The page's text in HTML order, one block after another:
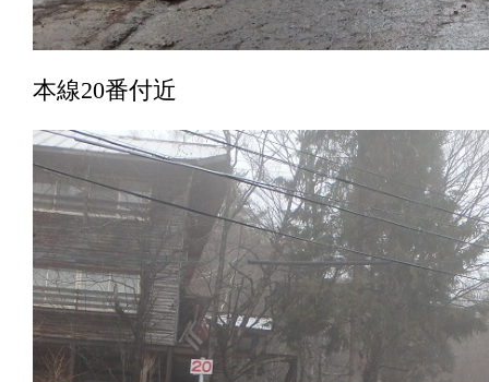
本線20番付近